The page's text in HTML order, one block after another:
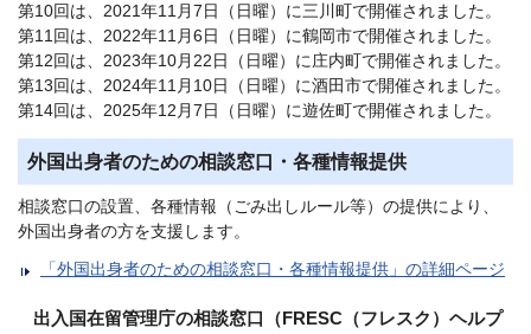
第10回は、2021年11月7日（日曜）に三川町で開催されました。
第11回は、2022年11月6日（日曜）に鶴岡市で開催されました。
第12回は、2023年10月22日（日曜）に庄内町で開催されました。
第13回は、2024年11月10日（日曜）に酒田市で開催されました。
第14回は、2025年12月7日（日曜）に遊佐町で開催されました。
外国出身者のための相談窓口・各種情報提供
相談窓口の設置、各種情報（ごみ出しルール等）の提供により、
外国出身者の方を支援します。
「外国出身者のための相談窓口・各種情報提供」の詳細ページ
出入国在留管理庁の相談窓口（FRESC（フレスク）ヘルプ